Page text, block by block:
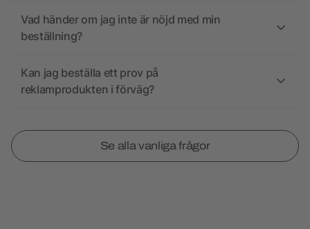
Vad händer om jag inte är nöjd med min
beställning?
Kan jag beställa ett prov på
reklamprodukten i förväg?
Se alla vanliga frågor